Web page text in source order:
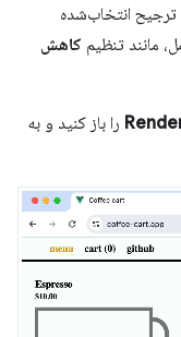
انتخاب‌شده
مانند تنظیم کاهش
را باز کنید و به